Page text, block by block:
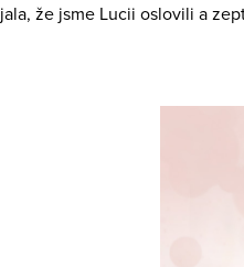
že jsme Lucii oslovili a